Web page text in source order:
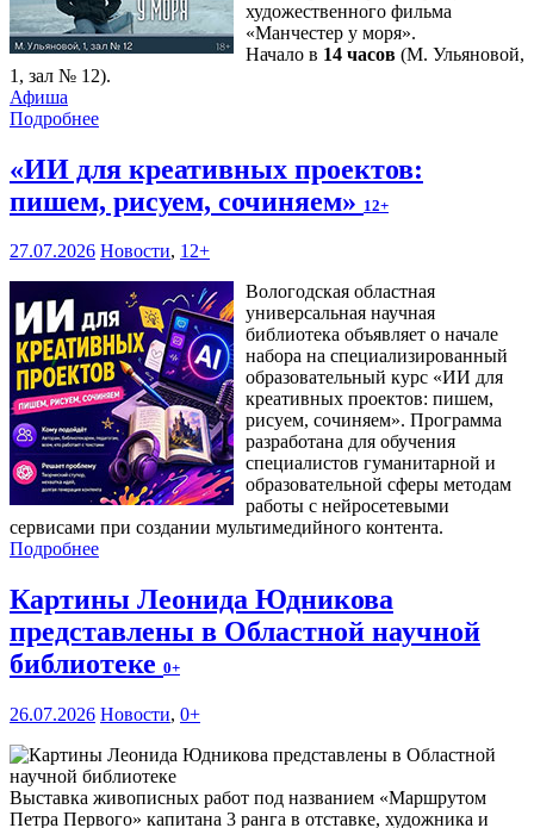
художественного фильма
«Манчестер у моря».
Начало в 14 часов (М. Ульяновой,
1, зал № 12).
Афиша
Подробнее
«ИИ для креативных проектов:
пишем, рисуем, сочиняем» 12+
27.07.2026 Новости, 12+
Вологодская областная
универсальная научная
библиотека объявляет о начале
набора на специализированный
образовательный курс «ИИ для
креативных проектов: пишем,
рисуем, сочиняем». Программа
разработана для обучения
специалистов гуманитарной и
образовательной сферы методам
работы с нейросетевыми
сервисами при создании мультимедийного контента.
Подробнее
Картины Леонида Юдникова
представлены в Областной научной
библиотеке 0+
26.07.2026 Новости, 0+
Выставка живописных работ под названием «Маршрутом
Петра Первого» капитана 3 ранга в отставке, художника и